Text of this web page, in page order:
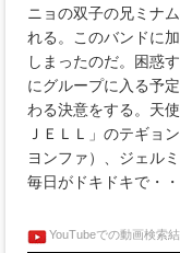
ニョの双子の兄ミナ
れる。このバンドに
しまったのだ。困惑
にグループに入る予
わる決意をする。天
ＪＥＬＬ」のテギョ
ヨンファ）、ジェル
毎日がドキドキで・・
YouTubeでの動画検索結